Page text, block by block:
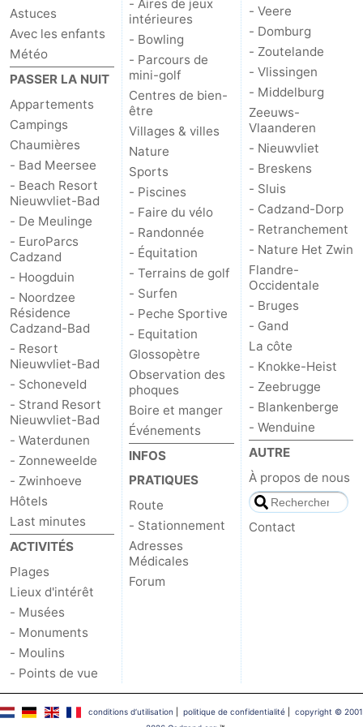
Contact
Astuces
Avec les enfants
Météo
PASSER LA NUIT
Appartements
Campings
Chaumières
- Bad Meersee
- Beach Resort
Nieuwvliet-Bad
- De Meulinge
- EuroParcs
Cadzand
- Hoogduin
- Noordzee
Résidence
Cadzand-Bad
- Resort
Nieuwvliet-Bad
- Schoneveld
- Strand Resort
Nieuwvliet-Bad
- Waterdunen
- Zonneweelde
- Zwinhoeve
Hôtels
Last minutes
ACTIVITÉS
Plages
Lieux d'intérêt
- Musées
- Monuments
- Moulins
- Points de vue
- Aires de jeux
intérieures
- Bowling
- Parcours de
mini-golf
Centres de bien-
être
Villages & villes
Nature
Sports
- Piscines
- Faire du vélo
- Randonnée
- Équitation
- Terrains de golf
- Surfen
- Peche Sportive
- Equitation
Glossopètre
Observation des
phoques
Boire et manger
Événements
INFOS
PRATIQUES
Route
- Stationnement
Adresses
Médicales
Forum
- Veere
- Domburg
- Zoutelande
- Vlissingen
- Middelburg
Zeeuws-
Vlaanderen
- Nieuwvliet
- Breskens
- Sluis
- Cadzand-Dorp
- Retranchement
- Nature Het Zwin
Flandre-
Occidentale
- Bruges
- Gand
La côte
- Knokke-Heist
- Zeebrugge
- Blankenberge
- Wenduine
AUTRE
À propos de nous
Contact
conditions d‘utilisation politique de confidentialité| copyright © 2001